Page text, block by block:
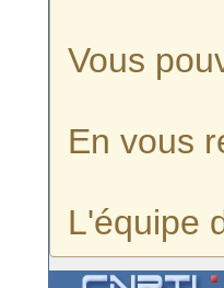
Vous
En vous
L'équipe